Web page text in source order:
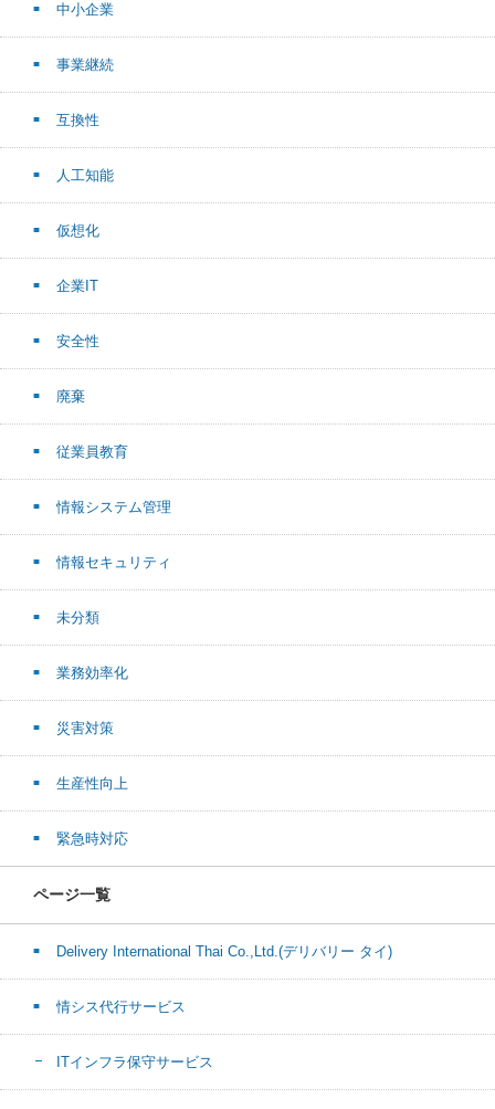
中小企業
事業継続
互換性
人工知能
仮想化
企業IT
安全性
廃棄
従業員教育
情報システム管理
情報セキュリティ
未分類
業務効率化
災害対策
生産性向上
緊急時対応
ページ一覧
Delivery International Thai Co.,Ltd.(デリバリー タイ)
情シス代行サービス
ITインフラ保守サービス